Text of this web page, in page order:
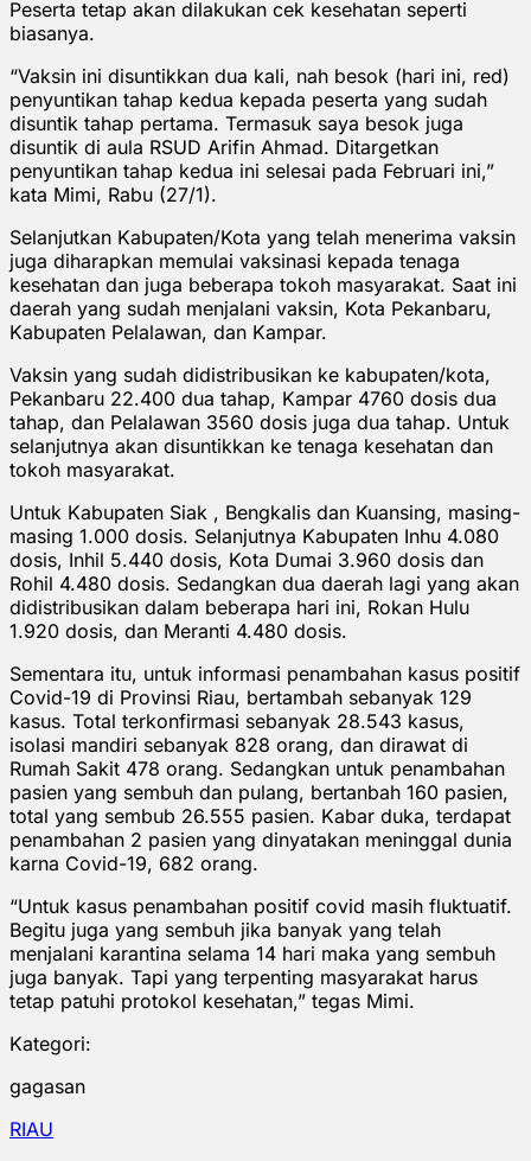
Peserta tetap akan dilakukan cek kesehatan seperti
biasanya.
“Vaksin ini disuntikkan dua kali, nah besok (hari ini, red)
penyuntikan tahap kedua kepada peserta yang sudah
disuntik tahap pertama. Termasuk saya besok juga
disuntik di aula RSUD Arifin Ahmad. Ditargetkan
penyuntikan tahap kedua ini selesai pada Februari ini,”
kata Mimi, Rabu (27/1).
Selanjutkan Kabupaten/Kota yang telah menerima vaksin
juga diharapkan memulai vaksinasi kepada tenaga
kesehatan dan juga beberapa tokoh masyarakat. Saat ini
daerah yang sudah menjalani vaksin, Kota Pekanbaru,
Kabupaten Pelalawan, dan Kampar.
Vaksin yang sudah didistribusikan ke kabupaten/kota,
Pekanbaru 22.400 dua tahap, Kampar 4760 dosis dua
tahap, dan Pelalawan 3560 dosis juga dua tahap. Untuk
selanjutnya akan disuntikkan ke tenaga kesehatan dan
tokoh masyarakat.
Untuk Kabupaten Siak , Bengkalis dan Kuansing, masing-
masing 1.000 dosis. Selanjutnya Kabupaten Inhu 4.080
dosis, Inhil 5.440 dosis, Kota Dumai 3.960 dosis dan
Rohil 4.480 dosis. Sedangkan dua daerah lagi yang akan
didistribusikan dalam beberapa hari ini, Rokan Hulu
1.920 dosis, dan Meranti 4.480 dosis.
Sementara itu, untuk informasi penambahan kasus positif
Covid-19 di Provinsi Riau, bertambah sebanyak 129
kasus. Total terkonfirmasi sebanyak 28.543 kasus,
isolasi mandiri sebanyak 828 orang, dan dirawat di
Rumah Sakit 478 orang. Sedangkan untuk penambahan
pasien yang sembuh dan pulang, bertanbah 160 pasien,
total yang sembub 26.555 pasien. Kabar duka, terdapat
penambahan 2 pasien yang dinyatakan meninggal dunia
karna Covid-19, 682 orang.
“Untuk kasus penambahan positif covid masih fluktuatif.
Begitu juga yang sembuh jika banyak yang telah
menjalani karantina selama 14 hari maka yang sembuh
juga banyak. Tapi yang terpenting masyarakat harus
tetap patuhi protokol kesehatan,” tegas Mimi.
Kategori:
gagasan
RIAU